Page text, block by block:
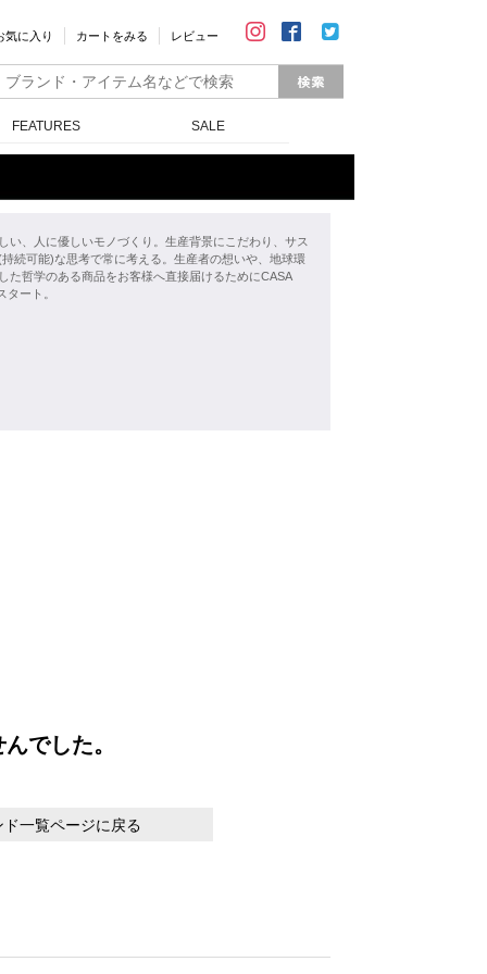
気に入り カートをみる レビュー
FEATURES SALE
い、人に優しいモノづくり。生産背景にこだわり、サス
続可能)な思考で常に考える。生産者の想いや、地球環
た哲学のある商品をお客様へ直接届けるためにCASA
タート。
でした。
ド一覧ページに戻る